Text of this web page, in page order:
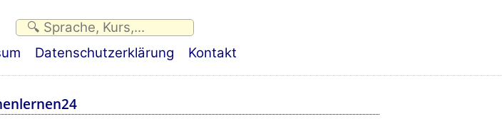
Datenschutzerklärung Kontakt